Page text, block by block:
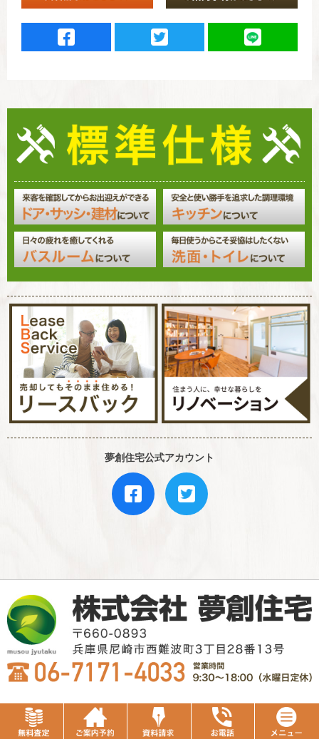
夢創住宅公式アカウント
COPYRIGHT © MUSOU JYUTAKU Co. Ltd., All Rights Reserved .